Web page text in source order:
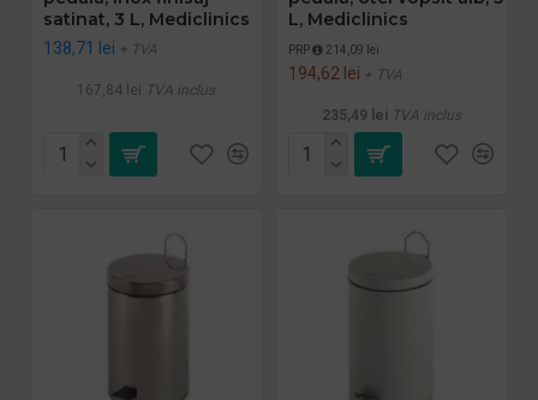
satinat, 3 L, Mediclinics
138,71 lei + TVA
167,84 lei TVA inclus
L, Mediclinics
PRP 214,09 lei
194,62 lei + TVA
235,49 lei TVA inclus